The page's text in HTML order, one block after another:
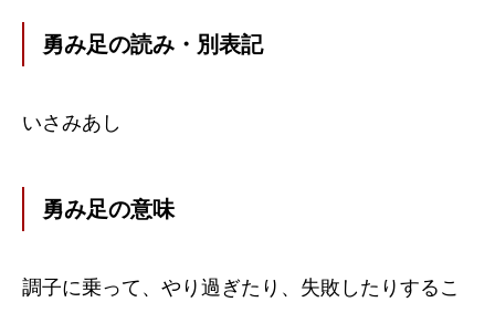
勇み足の読み・別表記
いさみあし
勇み足の意味
調子に乗って、やり過ぎたり、失敗したりするこ